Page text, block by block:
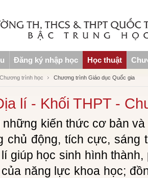
Đăng ký nhập học Học thuật
Chương trình học Chương trình Giáo dục Quốc gia
lí - Khối THPT -
những kiến thức cơ bản
chủ động, tích cực, sáng
giúp học sinh hình
năng lực khoa học;